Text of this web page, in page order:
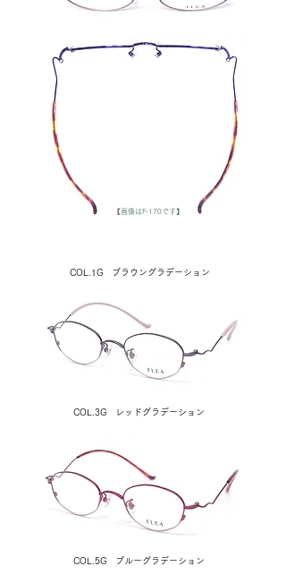
【画像はF-170です】
COL.1G ブラウングラデーション
COL.3G レッドグラデーション
COL.5G ブルーグラデーション